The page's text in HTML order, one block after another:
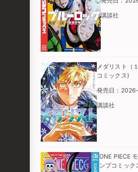
講談社
メダリスト（
コミックス)
発売日：
講談社
ONE PIECE
ンプコミック